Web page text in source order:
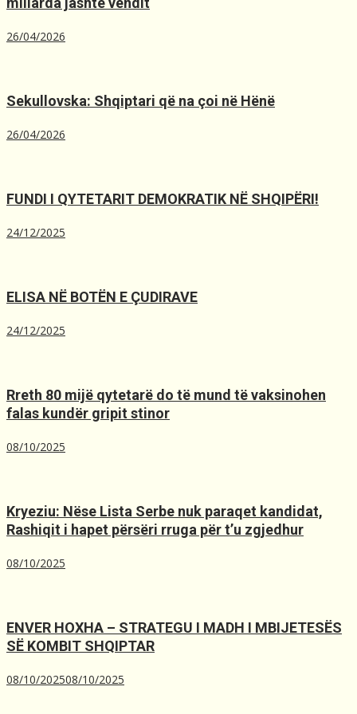
26/04/2026
Sekullovska: Shqiptari që na çoi në Hënë
26/04/2026
FUNDI I QYTETARIT DEMOKRATIK NË SHQIPËRI!
24/12/2025
ELISA NË BOTËN E ÇUDIRAVE
24/12/2025
Rreth 80 mijë qytetarë do të mund të vaksinohen
falas kundër gripit stinor
08/10/2025
Kryeziu: Nëse Lista Serbe nuk paraqet kandidat,
Rashiqit i hapet përsëri rruga për t’u zgjedhur
08/10/2025
ENVER HOXHA – STRATEGU I MADH I MBIJETESËS
SË KOMBIT SHQIPTAR
08/10/202508/10/2025